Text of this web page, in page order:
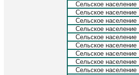
Сельское население
Сельское население
Сельское население
Сельское население
Сельское население
Сельское население
Сельское население
Сельское население
Сельское население